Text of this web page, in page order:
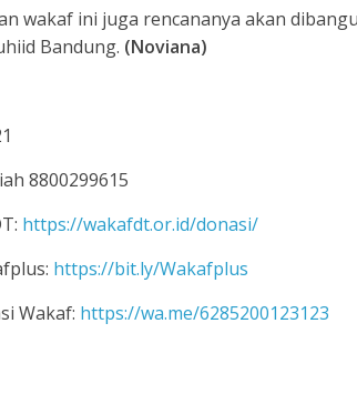
wakaf ini juga rencananya akan
Bandung. (Noviana)
8800299615
https://wakafdt.or.id/donasi/
https://bit.ly/Wakafplus
Wakaf: https://wa.me/6285200123123